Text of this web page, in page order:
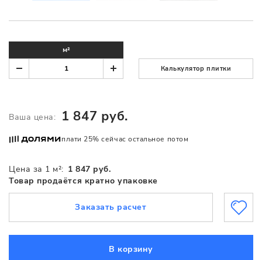
Цена за 1 м²: 1 847 руб.
Товар продаётся кратно упаковке
м²
Калькулятор плитки
Ваша цена: 1 847 руб.
плати 25% сейчас остальное потом
В корзину
Заказать расчет